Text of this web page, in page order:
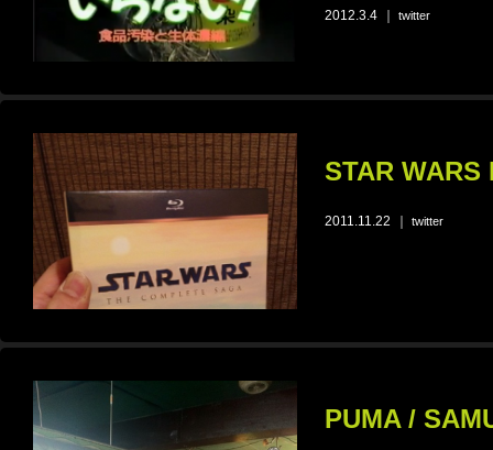
2012.3.4 twitter
STAR
2011.11.22 twitter
PUMA /